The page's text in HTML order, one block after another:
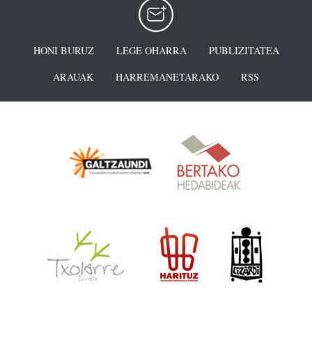
HONI BURUZ LEGE OHARRA
PUBLIZITATEA
ARAUAK
HARREMANETARAKO RSS